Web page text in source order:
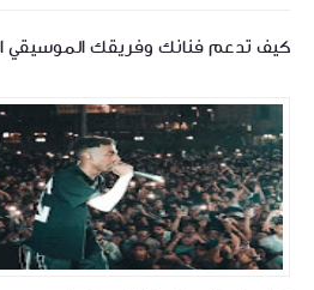
كيف تدعم فنانك وفريقك الموسيقي